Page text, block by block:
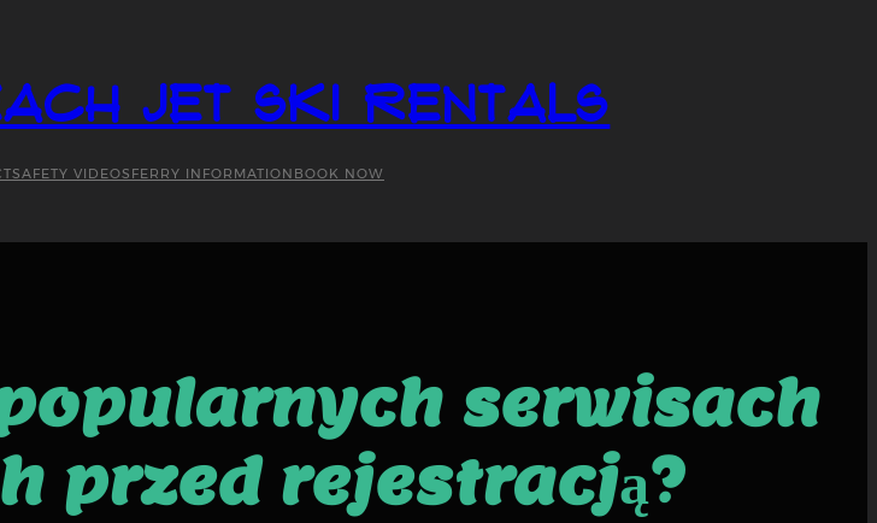
Jet Ski Rentals
SAFETY VIDEOS FERRY INFORMATION BOOK NOW
serwisach
przed rejestracją?